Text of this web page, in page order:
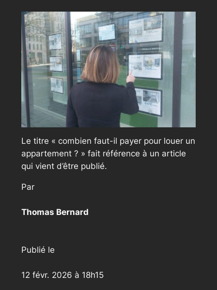
Le titre « combien faut-il payer pour louer un
appartement ? » fait référence à un article
qui vient d’être publié.
Par
Thomas Bernard
Publié le
12 févr. 2026 à 18h15